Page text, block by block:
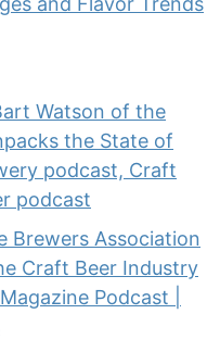
Watson of the
the State of
podcast, Craft
podcast
Brewers Association
Craft Beer Industry
Podcast |